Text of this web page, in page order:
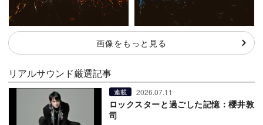
画像をもっと見る
リアルサウンド厳選記事
連載 2026.07.11
ロックスターと過ごした記憶：櫻井敦
司